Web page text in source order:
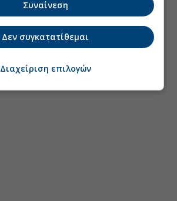
Συναίνεση
Δεν συγκατατίθεμαι
Διαχείριση επιλογών